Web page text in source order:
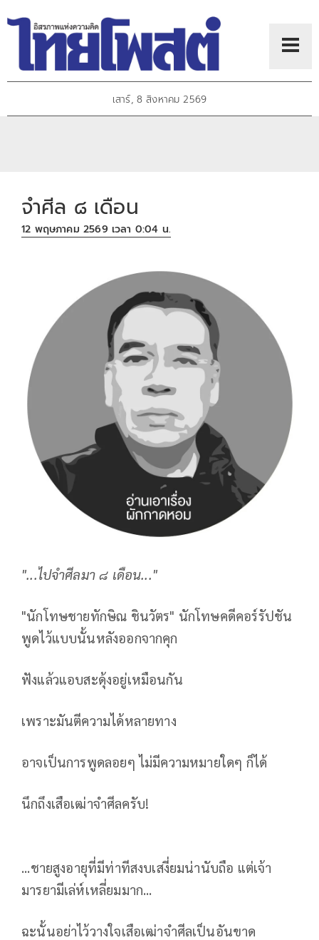
เสาร์, 8 สิงหาคม 2569
จำศีล ๘ เดือน
12 พฤษภาคม 2569 เวลา 0:04 น.
"...ไปจำศีลมา ๘ เดือน..."
"นักโทษชายทักษิณ ชินวัตร" นักโทษคดีคอร์รัปชัน
พูดไว้แบบนั้นหลังออกจากคุก
ฟังแล้วแอบสะดุ้งอยู่เหมือนกัน
เพราะมันตีความได้หลายทาง
อาจเป็นการพูดลอยๆ ไม่มีความหมายใดๆ ก็ได้
นึกถึงเสือเฒ่าจำศีลครับ!
...ชายสูงอายุที่มีท่าทีสงบเสงี่ยมน่านับถือ แต่เจ้า
มารยามีเล่ห์เหลี่ยมมาก...
ฉะนั้นอย่าไว้วางใจเสือเฒ่าจำศีลเป็นอันขาด